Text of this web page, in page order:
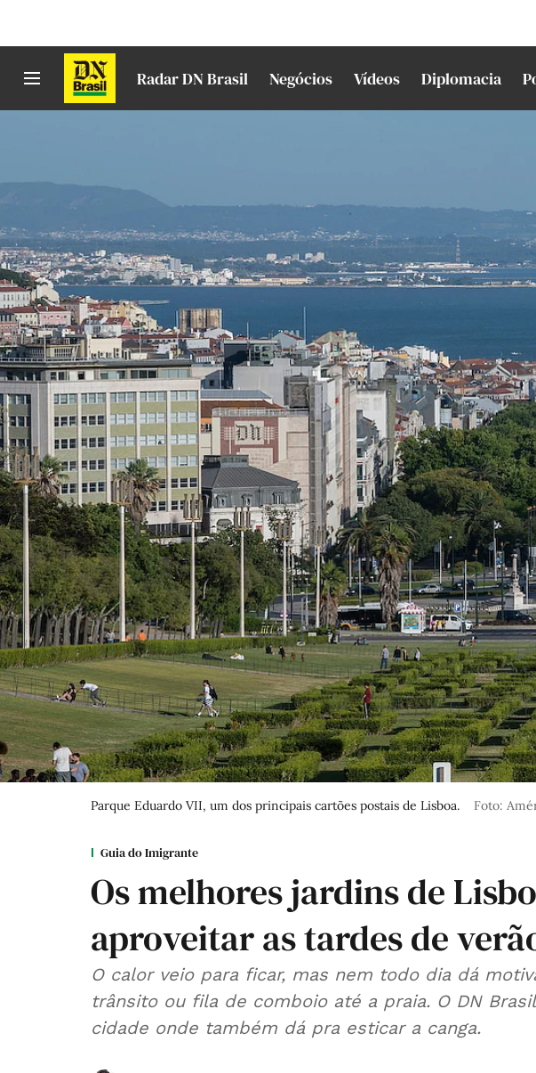
Radar DN Brasil Negócios Vídeos Diplomacia
Parque Eduardo VII, um dos principais cartões postais de Lisboa. Foto:
Guia do Imigrante
Os melhores jardins de
aproveitar as tardes de
O calor veio para ficar, mas nem todo dia dá
trânsito ou fila de comboio até a praia. O DN
cidade onde também dá pra esticar a canga.